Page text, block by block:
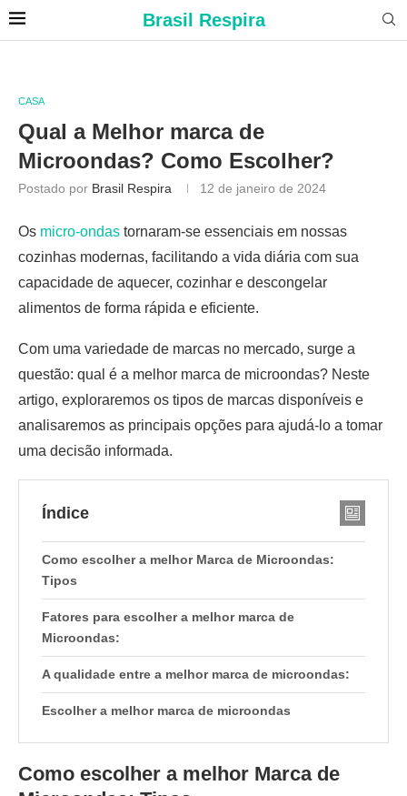
Brasil Respira
CASA
Qual a Melhor marca de
Microondas? Como Escolher?
Postado por Brasil Respira 12 de janeiro de 2024
Os micro-ondas tornaram-se essenciais em nossas
cozinhas modernas, facilitando a vida diária com sua
capacidade de aquecer, cozinhar e descongelar
alimentos de forma rápida e eficiente.
Com uma variedade de marcas no mercado, surge a
questão: qual é a melhor marca de microondas? Neste
artigo, exploraremos os tipos de marcas disponíveis e
analisaremos as principais opções para ajudá-lo a tomar
uma decisão informada.
Índice
Como escolher a melhor Marca de Microondas:
Tipos
Fatores para escolher a melhor marca de
Microondas:
A qualidade entre a melhor marca de microondas:
Escolher a melhor marca de microondas
Como escolher a melhor Marca de